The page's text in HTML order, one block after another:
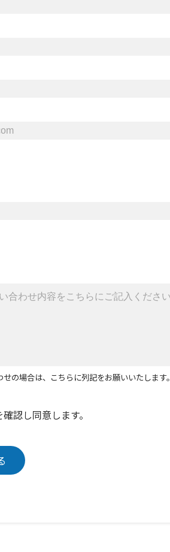
の場合は、こちらに列記をお願いいたします。
確認し同意します。